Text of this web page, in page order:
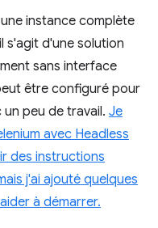
instance complète
s'agit d'une solution
sans interface
être configuré pour
peu de travail. Je
avec Headless
des instructions
j'ai ajouté quelques
à démarrer.